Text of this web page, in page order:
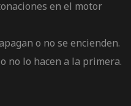
en el motor
o no se encienden.
no lo hacen a la primera.